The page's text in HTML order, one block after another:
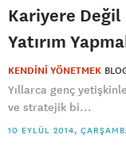
Kariyere
Yatırım
KENDİNİ YÖNETMEK
Yıllarca genç
ve stratejik bi...
10 EYLÜL 2014,